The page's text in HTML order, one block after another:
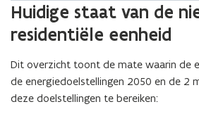
Huidige staat van de
residentiële eenheid
Dit overzicht toont de mate waarin de
de energiedoelstellingen 2050 en de 2
deze doelstellingen te bereiken: